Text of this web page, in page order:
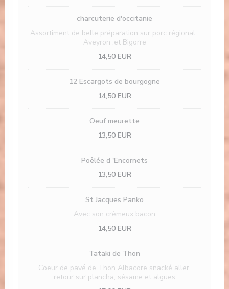
charcuterie d'occitanie
Assortiment de belle préparation sur porc régional :
Aveyron ,et Bigorre
14,50 EUR
12 Escargots de bourgogne
14,50 EUR
Oeuf meurette
13,50 EUR
Poêlée d 'Encornets
13,50 EUR
St Jacques Panko
Avec son crèmeux bacon
14,50 EUR
Tataki de Thon
Coeur de pavé de Thon Albacore snacké aller,
retour sur plancha, sésame et algues